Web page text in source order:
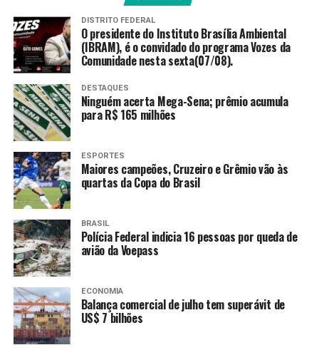
Transmissão da Rádio Nacional
ARádio Nacionaltransmite Flamengo e Central
Córdoba com a narração de Luciana Zogaib, comentários
de Rachel Motta, reportagem de Rodrigo Campos e
plantão de Luiz Ferreira. Você acompanha o Show de
Bola Nacional aqui:
Fonte:Agência Brasil
TAGS
PRÓXIMO
Futebol feminino com 16 times é uma das novidades de
Los Angeles 2028
Renato Gaúcho é apresentado como novo técnico do
Fluminense
DISTRITO FEDERAL
O presidente do Instituto Brasília Ambiental
(IBRAM), é o convidado do programa Vozes da
Comunidade nesta sexta(07/08).
DESTAQUES
Ninguém acerta Mega-Sena; prêmio acumula
para R$ 165 milhões
ESPORTES
Maiores campeões, Cruzeiro e Grêmio vão às
quartas da Copa do Brasil
BRASIL
Polícia Federal indicia 16 pessoas por queda de
avião da Voepass
ECONOMIA
Balança comercial de julho tem superávit de
US$ 7 bilhões